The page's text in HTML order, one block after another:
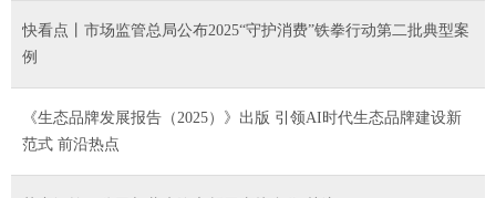
快看点丨市场监管总局公布2025“守护消费”铁拳行动第二批典型案
例
《生态品牌发展报告（2025）》出版 引领AI时代生态品牌建设新
范式 前沿热点